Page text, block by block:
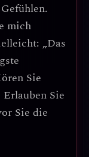
.
mich
„Das
Sie
Erlauben Sie
Sie die